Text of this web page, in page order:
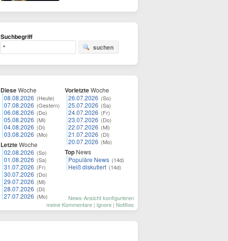
Suchbegriff
suchen
DieseWoche
08.08.2026 (Heute)
07.08.2026 (Gestern)
06.08.2026 (Do)
05.08.2026 (Mi)
04.08.2026 (Di)
03.08.2026 (Mo)
LetzteWoche
02.08.2026 (So)
01.08.2026 (Sa)
31.07.2026 (Fr)
30.07.2026 (Do)
29.07.2026 (Mi)
28.07.2026 (Di)
27.07.2026 (Mo)
VorletzteWoche
26.07.2026 (So)
25.07.2026 (Sa)
24.07.2026 (Fr)
23.07.2026 (Do)
22.07.2026 (Mi)
21.07.2026 (Di)
20.07.2026 (Mo)
Top News
Populäre News (14d)
Heiß diskutiert (14d)
News-Ansicht konfigurieren
meine Kommentare | Ignore | Notifies